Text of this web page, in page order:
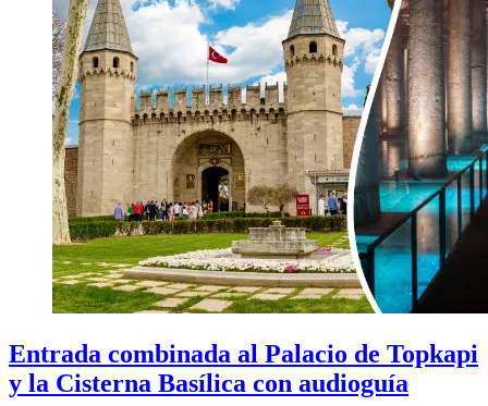
Entrada combinada al Palacio de Topkapi
y la Cisterna Basílica con audioguía